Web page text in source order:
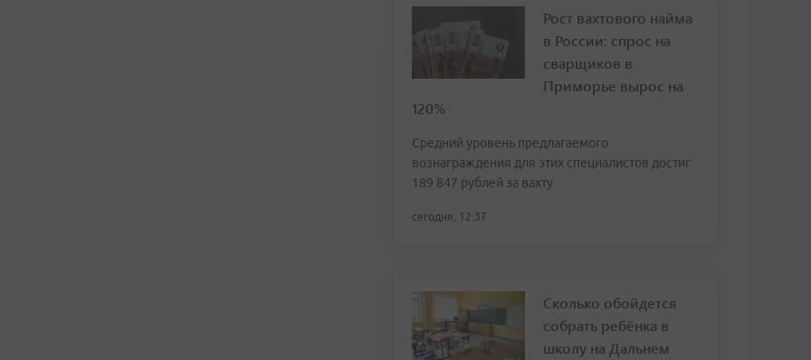
Рост вахтового найма
в России: спрос на
сварщиков в
Приморье вырос на
120%
Средний уровень предлагаемого
вознаграждения для этих специалистов достиг
189 847 рублей за вахту
сегодня, 12:37
Сколько обойдется
собрать ребёнка в
школу на Дальнем